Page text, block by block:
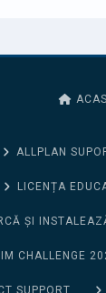
ALLPLAN
LICENȚA
ȘI
CHALLENGE
SUPPORT